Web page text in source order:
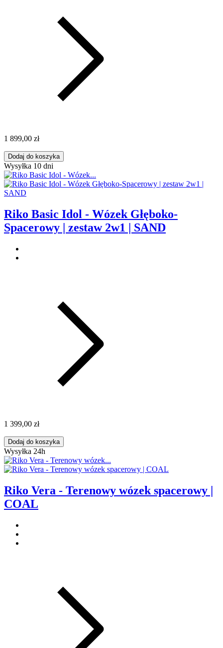
1 899,00 zł
Dodaj do koszyka
Wysyłka 10 dni
Riko Basic Idol - Wózek Głęboko-
Spacerowy | zestaw 2w1 | SAND
1 399,00 zł
Dodaj do koszyka
Wysyłka 24h
Riko Vera - Terenowy wózek spacerowy |
COAL